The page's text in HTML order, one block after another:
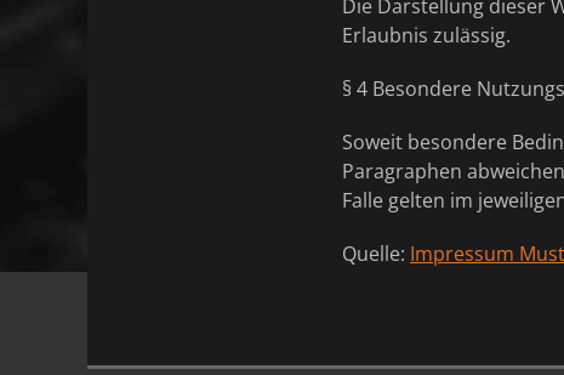
Die Darstellung dieser
Erlaubnis zulässig.
§ 4 Besondere
Soweit besondere
Paragraphen
Falle gelten im
Quelle: Impressum